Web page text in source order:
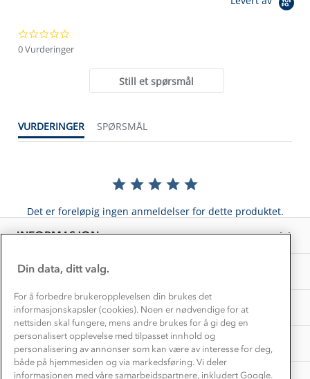
star
0 Vurderinger
Still et spørsmål
VURDERINGER SPØRSMÅL
Det er foreløpig ingen anmeldelser for dette produktet.
INFORMASJON
Kundeservice
Kundeklubb
Bedrift, barnehage og SFO
Presse
OM OSS
Klima og miljø
1% til samfunnet
Samarbeide med oss?
TIPS OG RÅD
Trelagsprinsippet barn
Alt du trenger til Norgesferien
Gravidklær
Vask og vedlikehold
EL-retur
Store størrelser
Turmat oppskrifter
Beredskap
AKTIVITETER
Få turinspirasjon og tips her⛰
Overnatte utendørs⛺
Leirskole 🥾
Barnehageansatt
Tips til hyttetur
Din data, ditt valg.
For å forbedre brukeropplevelsen din brukes det
informasjonskapsler (cookies). Noen er nødvendige for at
nettsiden skal fungere, mens andre brukes for å gi deg en
personalisert opplevelse med tilpasset innhold og
personalisering av annonser som kan være av interesse for deg,
både på hjemmesiden og via markedsføring. Vi deler
informasjonen med våre samarbeidspartnere, inkludert Google.